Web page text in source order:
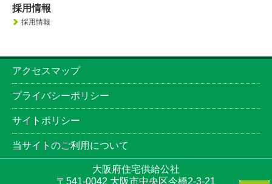
採用情報
採用情報
アクセスマップ
プライバシーポリシー
サイトポリシー
当サイトのご利用について
大阪府住宅供給公社
〒541-0042 大阪市中央区今橋2-3-21